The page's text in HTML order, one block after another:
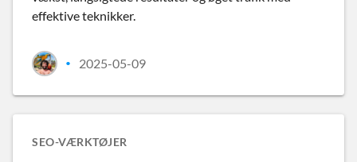
effektive teknikker.
• 2025-05-09
SEO-VÆRKTØJER